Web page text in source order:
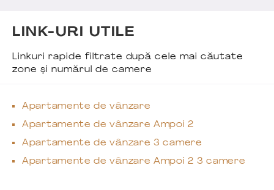
LINK-URI UTILE
Linkuri rapide filtrate după cele mai căutate
zone și numărul de camere
Apartamente de vânzare
Apartamente de vânzare Ampoi 2
Apartamente de vânzare 3 camere
Apartamente de vânzare Ampoi 2 3 camere